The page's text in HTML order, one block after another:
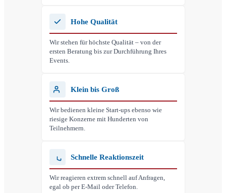
Hohe Qualität
Wir stehen für höchste Qualität – von der
ersten Beratung bis zur Durchführung Ihres
Events.
Klein bis Groß
Wir bedienen kleine Start-ups ebenso wie
riesige Konzerne mit Hunderten von
Teilnehmern.
Schnelle Reaktionszeit
Wir reagieren extrem schnell auf Anfragen,
egal ob per E-Mail oder Telefon.